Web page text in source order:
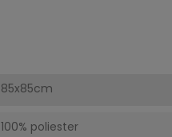
85x85cm
100% poliester